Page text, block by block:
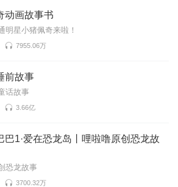
动画故事书
明星小猪佩奇来啦！
7955.06万
前故事
话故事
3.66亿
巴1·爱在恐龙岛丨哩啦噜原创恐龙故
恐龙故事
3700.32万